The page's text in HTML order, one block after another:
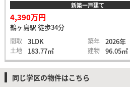
新築一戸建て
4,390万円
鶴ヶ島駅 徒歩34分
間取 3LDK 築年 2026年
土地 183.77㎡ 建物 96.05㎡
同じ学区の物件はこちら